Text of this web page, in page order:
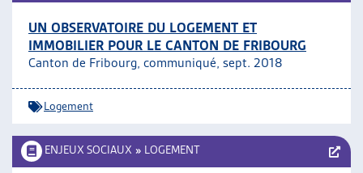
UN OBSERVATOIRE DU LOGEMENT ET
IMMOBILIER POUR LE CANTON DE FRIBOURG
Canton de Fribourg, communiqué, sept. 2018
Logement
ENJEUX SOCIAUX » LOGEMENT